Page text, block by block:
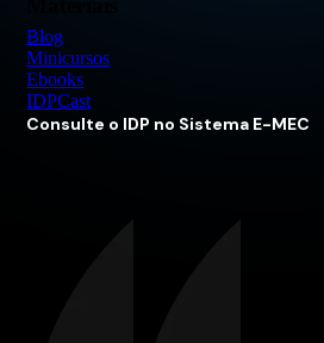
Blog
Minicursos
Ebooks
IDPCast
Consulte o IDP no Sistema E-MEC